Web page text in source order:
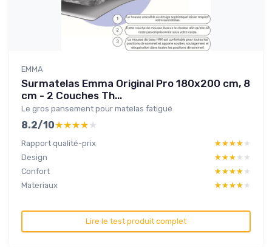
EMMA
Surmatelas Emma Original Pro 180x200 cm, 8
cm - 2 Couches Th...
Le gros pansement pour matelas fatigué
8.2/10★★★★★
★★★★★
Rapport qualité-prix ★★★★★
★★★★★
Design
★★★★★
★★★★★
Confort
★★★★★
★★★★★
Materiaux
★★★★★
★★★★★
Lire le test produit complet